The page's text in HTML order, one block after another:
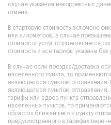
случае указания некорректных
отмена.
В стартовую стоимость включено
или километров, в случае
стоимости услуг осуществляется
стоимость и все тарифы указаны
В случае если поездка/доставка
населенного пункта, то
являющегося пунктом отправления.
являющегося пунктом
тарифы или адрес пункта
населенных пунктов, то
области» ближайшего к пункту
предусмотренного в тарифах